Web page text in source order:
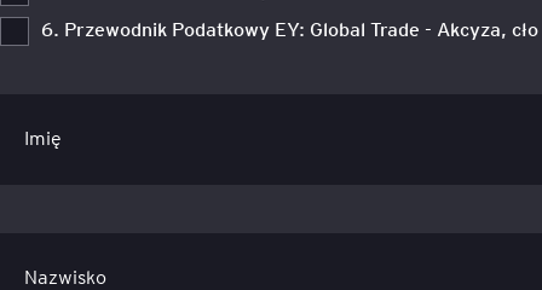
6. Przewodnik Podatkowy EY: Global Trade - Akcyza,
Imię
Nazwisko